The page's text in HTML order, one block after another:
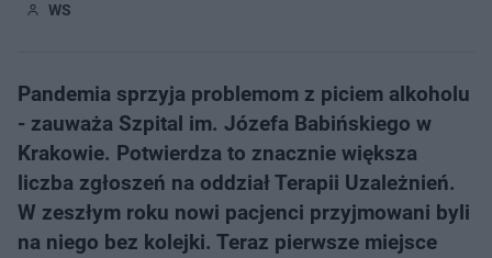
WS
Pandemia sprzyja problemom z piciem alkoholu
- zauważa Szpital im. Józefa Babińskiego w
Krakowie. Potwierdza to znacznie większa
liczba zgłoszeń na oddział Terapii Uzależnień.
W zeszłym roku nowi pacjenci przyjmowani byli
na niego bez kolejki. Teraz pierwsze miejsce